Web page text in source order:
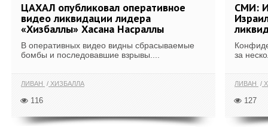
ЦАХАЛ опубликовал оперативное
видео ликвидации лидера
«Хизбаллы» Хасана Насраллы
В оперативных видео видны сбрасываемые
бомбы и последовавшие взрывы....
ЛИВАН ХИЗБАЛЛА
116
СМИ:
за
ЛИВАН
127